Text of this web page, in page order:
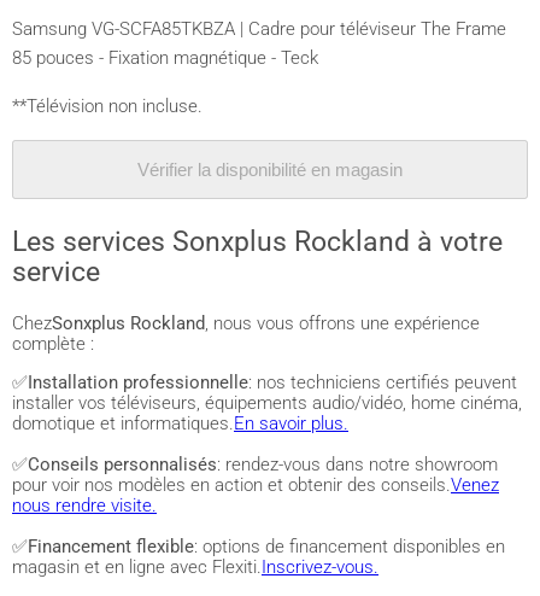
Samsung VG-SCFA85TKBZA | Cadre pour téléviseur The Frame
85 pouces - Fixation magnétique - Teck
**Télévision non incluse.
Vérifier la disponibilité en magasin
Les services Sonxplus Rockland à votre
service
ChezSonxplus Rockland, nous vous offrons une expérience
complète :
✅Installation professionnelle: nos techniciens certifiés peuvent
installer vos téléviseurs, équipements audio/vidéo, home cinéma,
domotique et informatiques.En savoir plus.
✅Conseils personnalisés: rendez-vous dans notre showroom
pour voir nos modèles en action et obtenir des conseils.Venez
nous rendre visite.
✅Financement flexible: options de financement disponibles en
magasin et en ligne avec Flexiti.Inscrivez-vous.